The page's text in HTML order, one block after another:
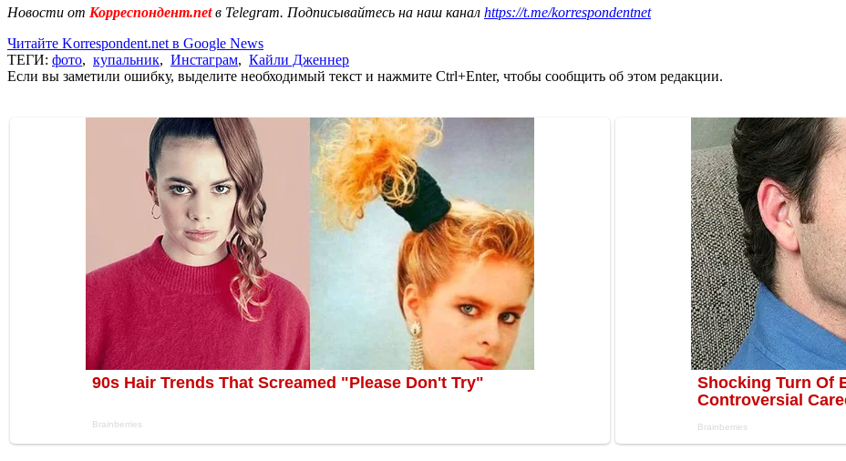
Новости от Корреспондент.netв Telegram. Подписывайтесь на наш канал https://t.me/korrespondentnet
Читайте Korrespondent.net в Google News
ТЕГИ: фото, купальник, Инстаграм, Кайли Дженнер
Если вы заметили ошибку, выделите необходимый текст и нажмите Ctrl+Enter, чтобы сообщить об этом редакции.